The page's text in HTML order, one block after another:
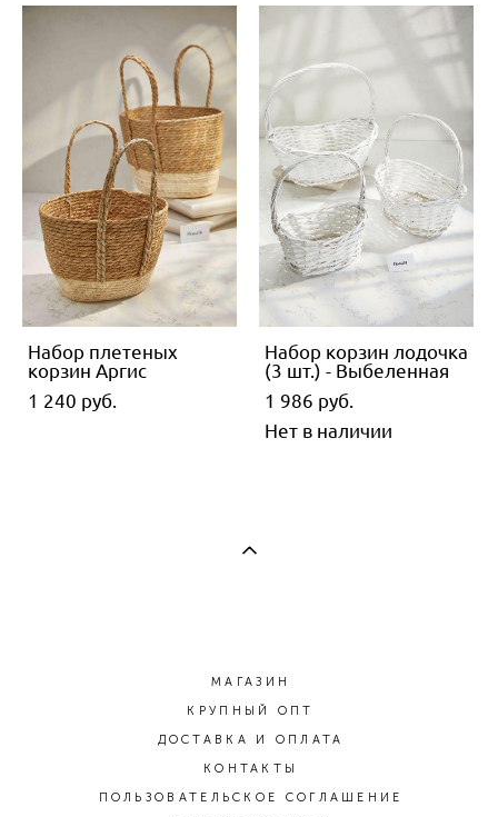
Набор плетеных
корзин Аргис
1 240 pуб.
Набор корзин лодочка
(3 шт.) - Выбеленная
1 986 pуб.
Нет в наличии
МАГАЗИН
КРУПНЫЙ ОПТ
ДОСТАВКА И ОПЛАТА
КОНТАКТЫ
ПОЛЬЗОВАТЕЛЬСКОЕ СОГЛАШЕНИЕ